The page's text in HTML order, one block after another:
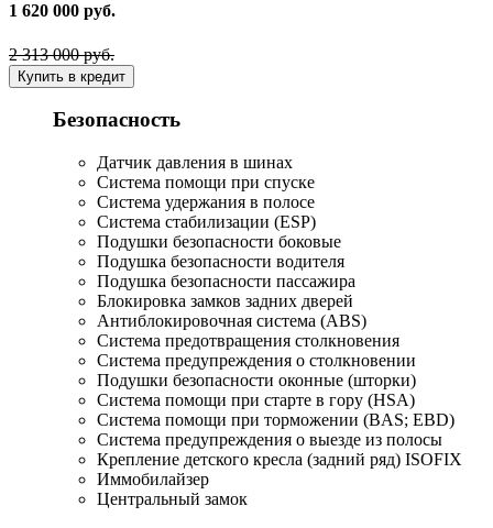
1 620 000 руб.
2 313 000 руб.
Купить в кредит
Безопасность
Датчик давления в шинах
Система помощи при спуске
Система удержания в полосе
Система стабилизации (ESP)
Подушки безопасности боковые
Подушка безопасности водителя
Подушка безопасности пассажира
Блокировка замков задних дверей
Антиблокировочная система (ABS)
Система предотвращения столкновения
Система предупреждения о столкновении
Подушки безопасности оконные (шторки)
Система помощи при старте в гору (HSA)
Система помощи при торможении (BAS; EBD)
Система предупреждения о выезде из полосы
Крепление детского кресла (задний ряд) ISOFIX
Иммобилайзер
Центральный замок